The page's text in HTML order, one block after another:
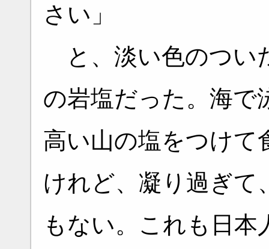
さい」
と、淡い色のつい
の岩塩だった。海で
高い山の塩をつけ
けれど、凝り過ぎて
もない。これも日